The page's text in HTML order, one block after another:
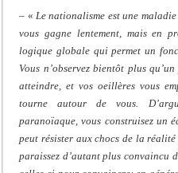
– « Le nationalisme est une
vous gagne lentement, mais en
logique globale qui permet un
Vous n’observez bientôt plus
atteindre, et vos oeillères vous
tourne autour de vous.
paranoïaque, vous construisez un
peut résister aux chocs de la réalité
paraissez d’autant plus convaincu